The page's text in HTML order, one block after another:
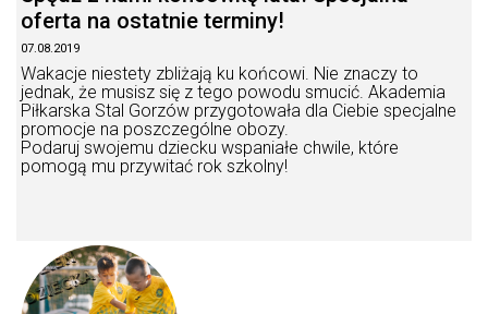
oferta na ostatnie terminy!
07.08.2019
Wakacje niestety zbliżają ku końcowi. Nie znaczy to
jednak, że musisz się z tego powodu smucić. Akademia
Piłkarska Stal Gorzów przygotowała dla Ciebie specjalne
promocje na poszczególne obozy.
Podaruj swojemu dziecku wspaniałe chwile, które
pomogą mu przywitać rok szkolny!